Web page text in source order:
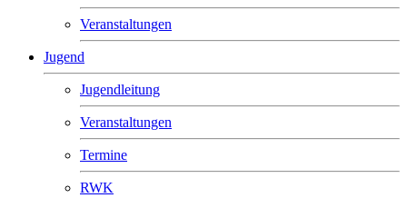
Veranstaltungen
Jugend
Jugendleitung
Veranstaltungen
Termine
RWK